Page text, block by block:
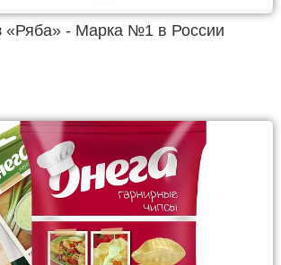
«Ряба» - Марка №1 в России